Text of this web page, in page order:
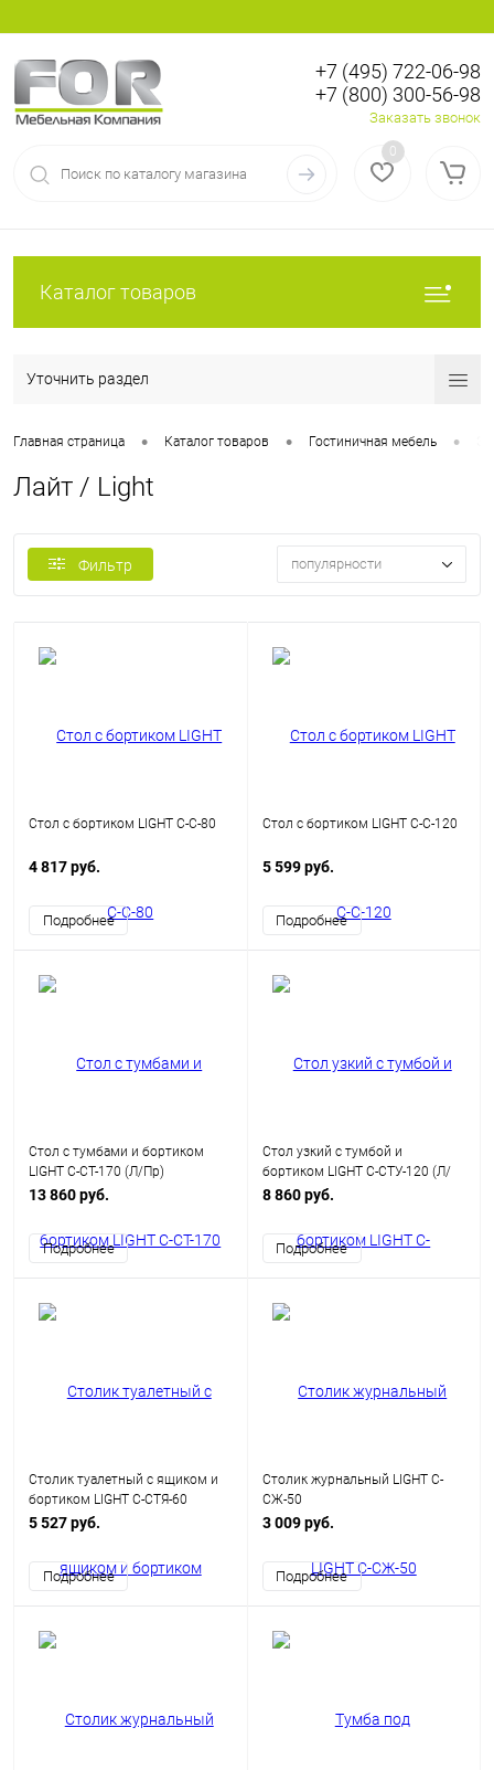
Регистрация
+7 (495) 722-06-98
+7 (800) 300-56-98
Заказать звонок
0
Каталог товаров
Уточнить раздел
Главная страница • Каталог товаров • Гостиничная мебель •
Лайт / Light
Фильтр популярности
Стол с бортиком LIGHT С-С-80
4 817 руб.
Подробнее
Стол с бортиком LIGHT С-С-120
5 599 руб.
Подробнее
Стол с тумбами и бортиком
LIGHT С-СТ-170 (Л/Пр)
13 860 руб.
Подробнее
Стол узкий с тумбой и
бортиком LIGHT С-СТУ-120 (Л/
Пр)
8 860 руб.
Подробнее
Столик туалетный с ящиком и
бортиком LIGHT С-СТЯ-60
5 527 руб.
Подробнее
Столик журнальный LIGHT С-
СЖ-50
3 009 руб.
Подробнее